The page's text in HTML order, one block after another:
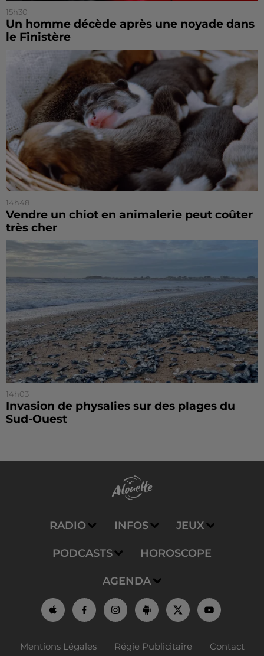
15h30
Un homme décède après une noyade dans
le Finistère
14h48
Vendre un chiot en animalerie peut coûter
très cher
14h03
Invasion de physalies sur des plages du
Sud-Ouest
RADIO INFOS JEUX
PODCASTS HOROSCOPE
AGENDA
Mentions Légales Régie Publicitaire Contact